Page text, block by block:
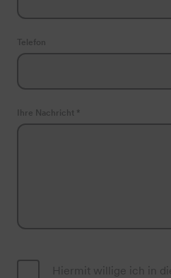
Telefon
Ihre Nachricht *
Hiermit willige ich in